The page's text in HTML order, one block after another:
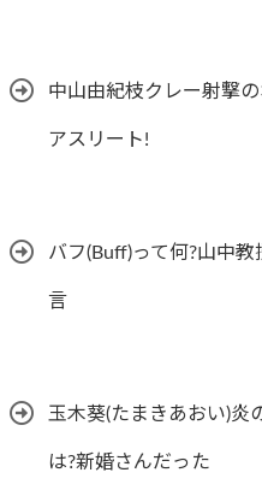
中山由紀枝クレー射撃
アスリート!
バフ(Buff)って何?山中
言
玉木葵(たまきあおい)炎
は?新婚さんだった